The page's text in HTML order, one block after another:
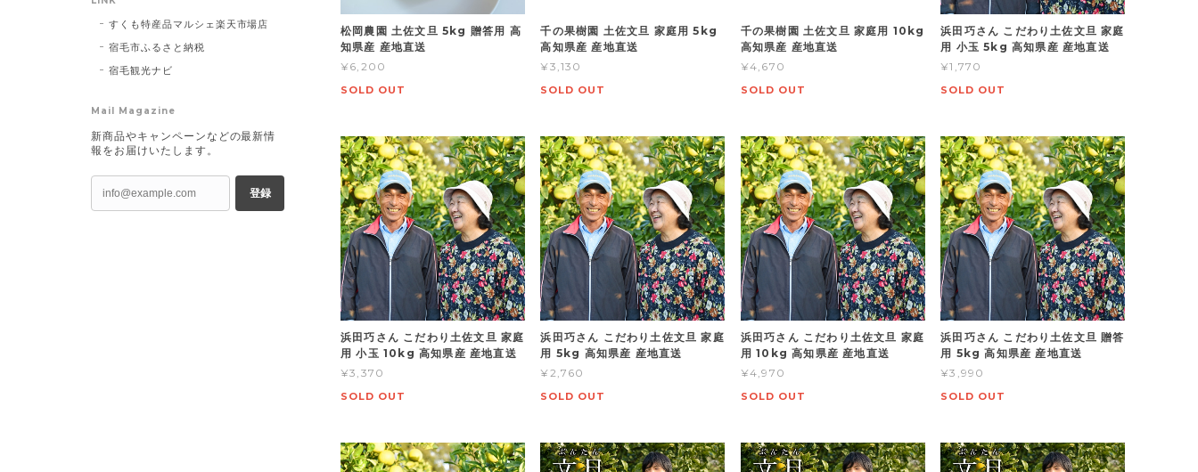
松岡農園 土佐文旦 5kg 贈答用 高
知県産 産地直送
¥6,200
SOLD OUT
千の果樹園 土佐文旦 家庭用 5kg
高知県産 産地直送
¥3,130
SOLD OUT
千の果樹園 土佐文旦 家庭用 10kg
高知県産 産地直送
¥4,670
SOLD OUT
浜田巧さん こだわり土佐文旦 家庭
用 小玉 5kg 高知県産 産地直送
¥1,770
SOLD OUT
浜田巧さん こだわり土佐文旦 家庭
用 小玉 10kg 高知県産 産地直送
¥3,370
SOLD OUT
浜田巧さん こだわり土佐文旦 家庭
用 5kg 高知県産 産地直送
¥2,760
SOLD OUT
浜田巧さん こだわり土佐文旦 家庭
用 10kg 高知県産 産地直送
¥4,970
SOLD OUT
浜田巧さん こだわり土佐文旦 贈答
用 5kg 高知県産 産地直送
¥3,990
SOLD OUT
すくも特産品マルシェ楽天市場店
宿毛市ふるさと納税
宿毛観光ナビ
Mail Magazine
新商品やキャンペーンなどの最新情
報をお届けいたします。
登録